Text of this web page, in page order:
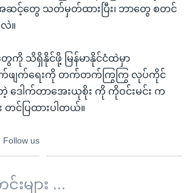
အဆင့်တွေ သတ်မှတ်ထားပြီး၊ ဘာတွေ စတင်
။
ေကို သိရှိနိုင်ဖို့ မြန်မာနိုင်ငံထဲမှာ
တိုက်ဖျက်ရေးကို တက်တက်ကြွကြွ လုပ်ကိုင်
ဒေါက်တာအေးယုစိုး ကို ကိုဝင်းမင်း က
င်ပြထားပါတယ်။
Follow us
များ ...